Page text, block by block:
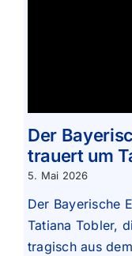
Der
trauert um
5. Mai 2026
Der Bayerische
Tatiana Tobler,
tragisch aus